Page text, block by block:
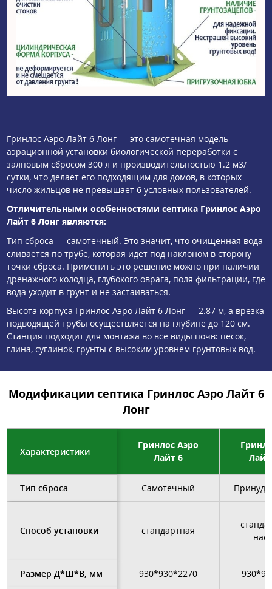
Гринлос Аэро Лайт 6 Лонг — это самотечная модель
аэрационной установки биологической переработки с
залповым сбросом 300 л и производительностью 1.2 м3/
сутки, что делает его подходящим для домов, в которых
число жильцов не превышает 6 условных пользователей.
Отличительными особенностями септика Гринлос Аэро
Лайт 6 Лонг являются:
Тип сброса — самотечный. Это значит, что очищенная вода
сливается по трубе, которая идет под наклоном в сторону
точки сброса. Применить это решение можно при наличии
дренажного колодца, глубокого оврага, поля фильтрации, где
вода уходит в грунт и не застаиваться.
Высота корпуса Гринлос Аэро Лайт 6 Лонг — 2.87 м, а врезка
подводящей трубы осуществляется на глубине до 120 см.
Станция подходит для монтажа во все виды почв: песок,
глина, суглинок, грунты с высоким уровнем грунтовых вод.
Модификации септика Гринлос Аэро Лайт 6
Лонг
Характеристики
Гринлос Аэро
Лайт 6
Тип сброса Самотечный
Способ установки стандартная
Размер Д*Ш*В, мм 930*930*2270